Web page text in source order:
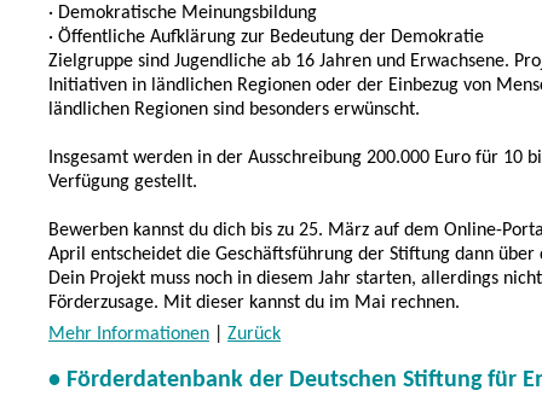
· Demokratische Meinungsbildung
· Öffentliche Aufklärung zur Bedeutung der Demokratie
Zielgruppe sind Jugendliche ab 16 Jahren und Erwachsene.
Initiativen in ländlichen Regionen oder der Einbezug von
ländlichen Regionen sind besonders erwünscht.
Insgesamt werden in der Ausschreibung 200.000 Euro für 10
Verfügung gestellt.
Bewerben kannst du dich bis zu 25. März auf dem Online-
April entscheidet die Geschäftsführung der Stiftung dann über
Dein Projekt muss noch in diesem Jahr starten, allerdings
Förderzusage. Mit dieser kannst du im Mai rechnen.
Mehr Informationen
Zurück
• Förderdatenbank der Deutschen Stiftung für